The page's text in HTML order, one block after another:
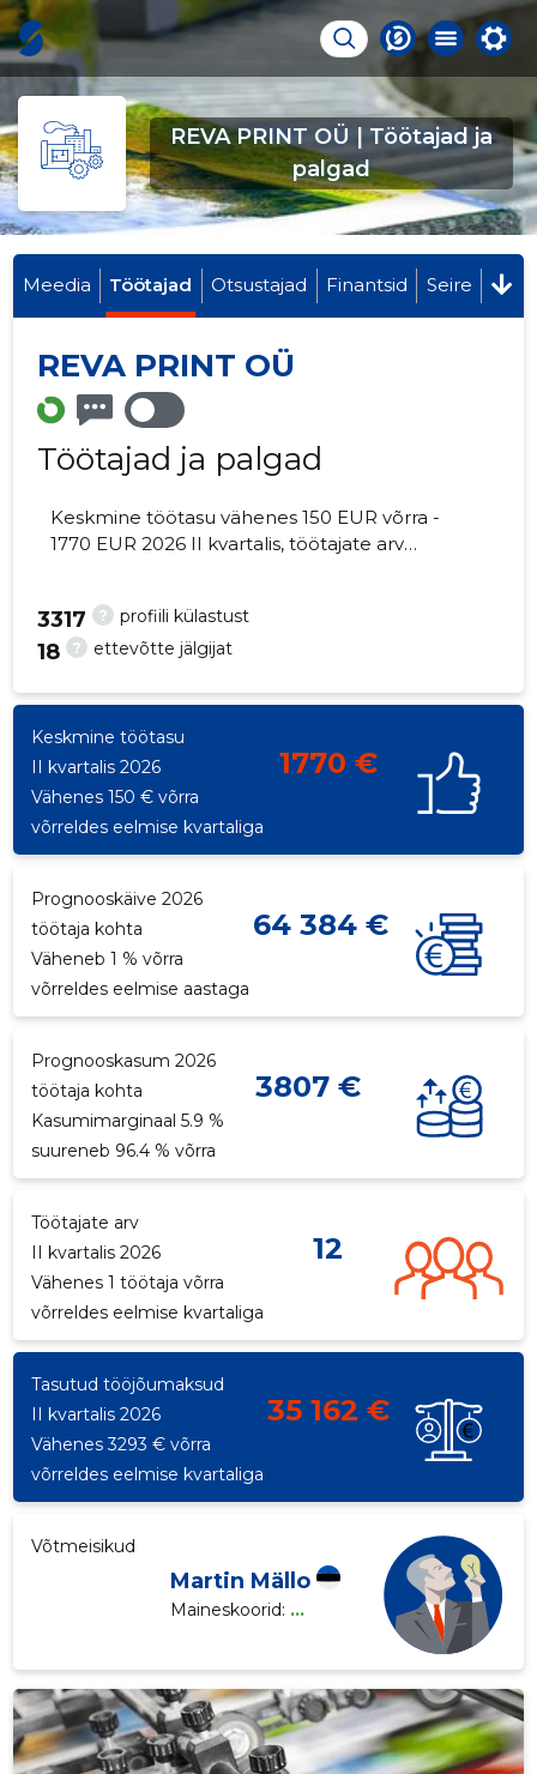
REVA PRINT OÜ | Töötajad ja
palgad
Meedia Töötajad Otsustajad Finantsid Seire
REVA PRINT OÜ
Töötajad ja palgad
Keskmine töötasu vähenes 150 EUR võrra -
1770 EUR 2026 II kvartalis, töötajate arv
? profiili külastust
3317
? ettevõtte jälgijat
18
Keskmine töötasu
II kvartalis 2026
1770 €
Vähenes 150 € võrra
võrreldes eelmise kvartaliga
Prognooskäive 2026
töötaja kohta
64 384 €
Väheneb 1 % võrra
võrreldes eelmise aastaga
Prognooskasum 2026
töötaja kohta
3807 €
Kasumimarginaal 5.9 %
suureneb 96.4 % võrra
Töötajate arv
II kvartalis 2026
12
Vähenes 1 töötaja võrra
võrreldes eelmise kvartaliga
Tasutud tööjõumaksud
II kvartalis 2026
35 162 €
Vähenes 3293 € võrra
võrreldes eelmise kvartaliga
Võtmeisikud
Martin Mällo
Maineskoorid: ...